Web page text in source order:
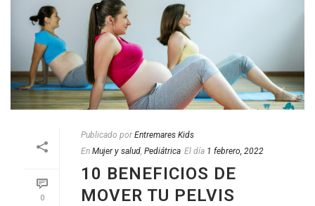
0
Publicado por Entremares Kids
En Mujer y salud Pediátrica El día 1 febrero, 2022
10 BENEFICIOS DE
MOVER TU PELVIS